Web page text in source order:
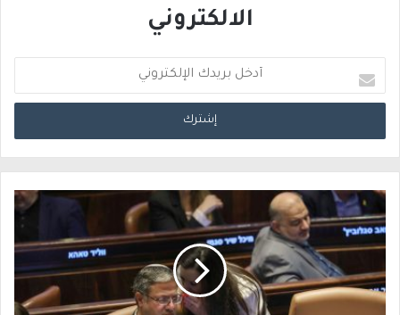
الالكتروني
د
خ
ب
ر
د